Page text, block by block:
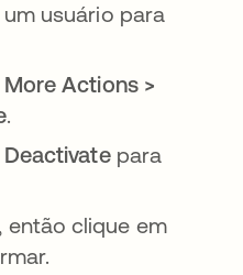
usuário para
More Actions >
.
Deactivatepara
então clique em